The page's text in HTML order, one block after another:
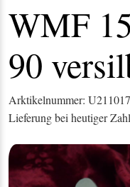
WMF
90
Arktikelnummer:
Lieferung bei heutiger